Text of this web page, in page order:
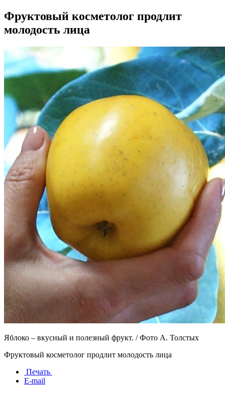
Фруктовый косметолог продлит
молодость лица
Яблоко – вкусный и полезный фрукт. / Фото А. Толстых
Фруктовый косметолог продлит молодость лица
Печать
E-mail